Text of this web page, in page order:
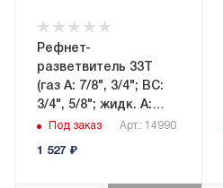
Рефнет-
разветвитель 33Т
(газ A: 7/8", 3/4"; BC:
3/4", 5/8"; жидк. A:
1/2", 3/8"; BC: 3/8",
Под заказ Арт.: 14990
1 527 ₽